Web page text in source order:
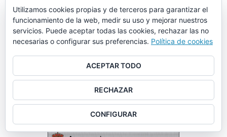
Utilizamos cookies propias y de terceros para garantizar el
funcionamiento de la web, medir su uso y mejorar nuestros
servicios. Puede aceptar todas las cookies, rechazar las no
necesarias o configurar sus preferencias. Política de cookies
ACEPTAR TODO
RECHAZAR
CONFIGURAR